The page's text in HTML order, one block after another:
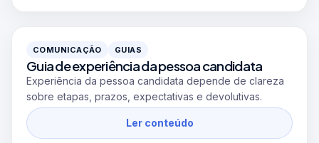
COMUNICAÇÃO GUIAS
Guia de experiência da pessoa candidata
Experiência da pessoa candidata depende de clareza
sobre etapas, prazos, expectativas e devolutivas.
Ler conteúdo